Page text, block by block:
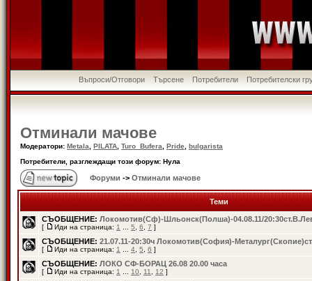
Въпроси/Отговори Търсене Потребители Потребителски
Отминали мачове
Модератори: Metala PILATA Turo_Bufera Pride
bulgarista
Потребители, разглеждащи този форум: Нула
Форуми -> Отминали мачове
Теми
СЪОБЩЕНИЕ: Локомотив(Сф)-Шльонск(Полша)-04.08.11/
[ Иди на страница: 1 5 6 7 ]
СЪОБЩЕНИЕ: 21.07.11-20:30ч Локомотив(София)-
[ Иди на страница: 1 4 5 6 ]
СЪОБЩЕНИЕ: ЛОКО СФ-БОРАЦ 26.08 20.00 часа
[ Иди на страница: 1 10 11 12 ]